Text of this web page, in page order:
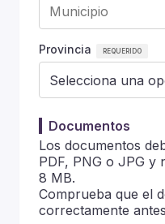
Provincia
Documentos
Los documentos
PDF, PNG o JPG y
8 MB.
Comprueba que el
correctamente